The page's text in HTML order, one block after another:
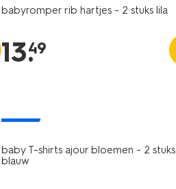
babyromper rib hartjes - 2 stuks lila
13.
49
baby T-shirts ajour bloemen - 2 stuks
blauw